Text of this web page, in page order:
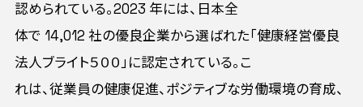
認められている。2023 年には、日本全
体で 14,012 社の優良企業から選ばれた「健康経営優良
法人ブライト５００」に認定されている。こ
れは、従業員の健康促進、ポジティブな労働環境の育成、